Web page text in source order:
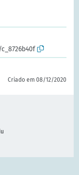
Criado em 08/12/2020